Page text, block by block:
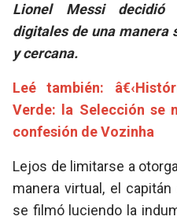
Lionel Messi decidió
digitales de una manera
y cercana.
Leé también:
Verde: la Selección se
confesión de Vozinha
Lejos de limitarse a
manera virtual, el
se filmó luciendo la